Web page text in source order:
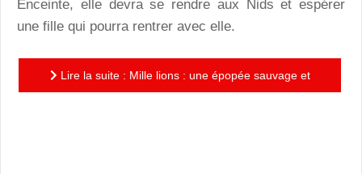
Enceinte, elle devra se rendre aux Nids et espérer
une fille qui pourra rentrer avec elle.
Lire la suite : Mille lions : une épopée sauvage et